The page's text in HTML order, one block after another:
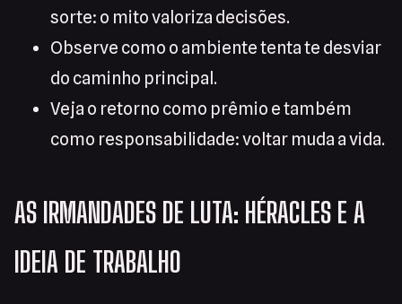
sorte: o mito valoriza decisões.
Observe como o ambiente tenta te desviar
do caminho principal.
Veja o retorno como prêmio e também
como responsabilidade: voltar muda a vida.
AS IRMANDADES DE LUTA: HÉRACLES E A
IDEIA DE TRABALHO